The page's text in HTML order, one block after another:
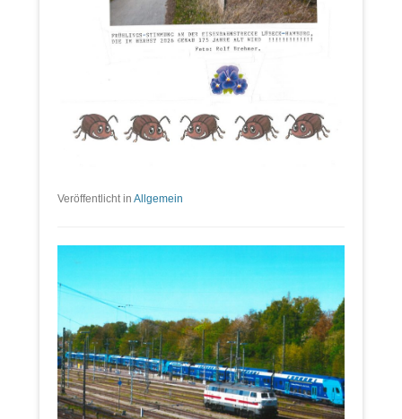
Veröffentlicht in Allgemein